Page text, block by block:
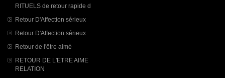
RITUELS de retour rapide d
Retour D'Affection sérieux
Retour D'Affection sérieux
Retour de l'être aimé
RETOUR DE L'ETRE AIME
RELATION